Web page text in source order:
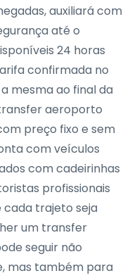
auxiliará com
até o
24 horas
confirmada no
mesma ao final da
aeroporto
preço fixo e sem
com veículos
com cadeirinhas
profissionais
cada trajeto seja
um transfer
seguir não
mas também para